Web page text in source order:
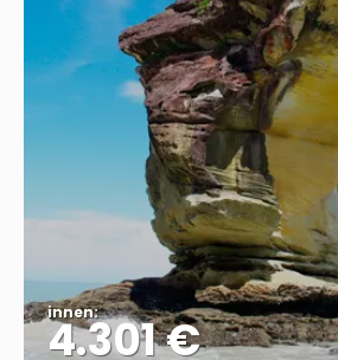
innen:
4.301 €